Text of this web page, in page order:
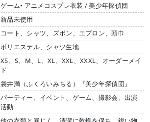
ゲーム• アニメコスプレ衣装 / 美少年探偵団
新品未使用
コート、シャツ、ズボン、エプロン、頭巾
ポリエステル、シャツ生地
XS、S、M、L、XL、XXL、XXXL、オーダーメイ
ド
袋井満（ふくろいみちる）『美少年探偵団』
パーティー、イベント、ゲーム、撮影会、出演
活動